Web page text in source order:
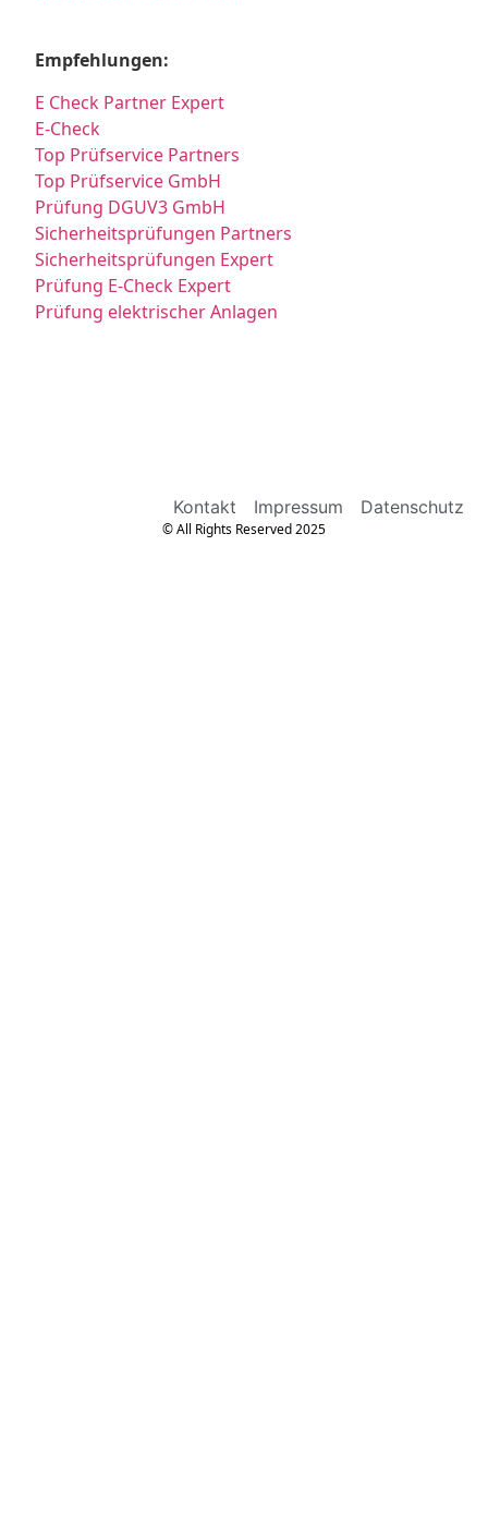
Empfehlungen:
E Check Partner Expert
E-Check
Top Prüfservice Partners
Top Prüfservice GmbH
Prüfung DGUV3 GmbH
Sicherheitsprüfungen Partners
Sicherheitsprüfungen Expert
Prüfung E-Check Expert
Prüfung elektrischer Anlagen
Kontakt Impressum Datenschutz
© All Rights Reserved 2025